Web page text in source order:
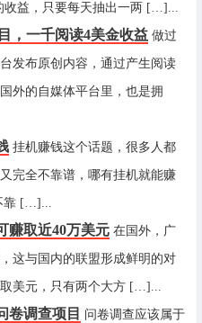
收益，只要每天抽出一两 […]...
，一千阅读4美金收益 做过
发布原创内容，通过产生阅读
外的自媒体平台里，也是拥
挂机赚钱这个话题，很多人都
完全不靠谱，哪有挂机就能赚
靠 […]...
赚取近40万美元 在国外，广
这与国内的联盟形成鲜明的对
美元，只有两个大方 […]...
卷调查项目 问卷调查应该属于